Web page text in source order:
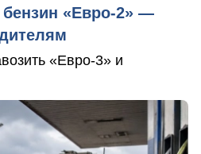
«Евро-2» —
«Евро-3» и